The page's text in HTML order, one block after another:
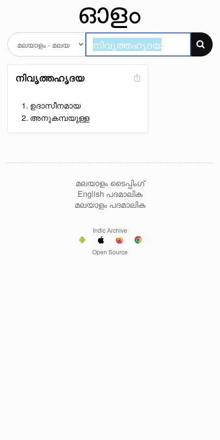
നിവൃത്തഹൃദയ
ഉദാസീനമായ
അനുകമ്പയുള്ള
മലയാളം ടൈപ്പിംഗ്
English പദമാലിക
മലയാളം പദമാലിക
Indic Archive
Open Source